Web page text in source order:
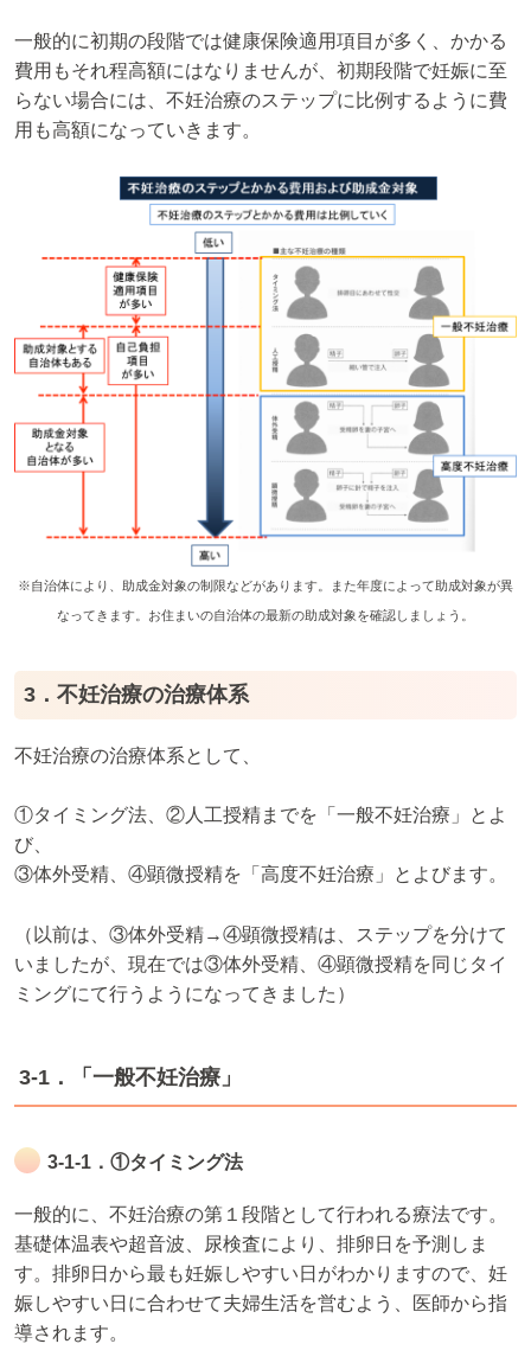
一般的に初期の段階では健康保険適用項目が多く、かかる
費用もそれ程高額にはなりませんが、初期段階で妊娠に至
らない場合には、不妊治療のステップに比例するように費
用も高額になっていきます。
※自治体により、助成金対象の制限などがあります。また年度によって助成対象が異
なってきます。お住まいの自治体の最新の助成対象を確認しましょう。
3．不妊治療の治療体系
不妊治療の治療体系として、
①タイミング法、②人工授精までを「一般不妊治療」とよ
び、
③体外受精、④顕微授精を「高度不妊治療」とよびます。
（以前は、③体外受精→④顕微授精は、ステップを分けて
いましたが、現在では③体外受精、④顕微授精を同じタイ
ミングにて行うようになってきました）
3-1．「一般不妊治療」
3-1-1．①タイミング法
一般的に、不妊治療の第１段階として行われる療法です。
基礎体温表や超音波、尿検査により、排卵日を予測しま
す。排卵日から最も妊娠しやすい日がわかりますので、妊
娠しやすい日に合わせて夫婦生活を営むよう、医師から指
導されます。